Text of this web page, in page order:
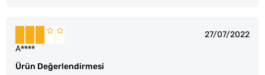
27/07/2022
Ürün Değerlendirmesi
A****